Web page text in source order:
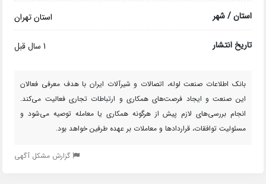
استان / شهر استان تهران
تاریخ انتشار 1 سال قبل
بانک اطلاعات صنعت لوله، اتصالات و شیرآلات ایران با هدف معرفی فعالان
این صنعت و ایجاد فرصت‌های همکاری و ارتباطات تجاری فعالیت می‌کند.
انجام بررسی‌های لازم پیش از هرگونه همکاری یا معامله توصیه می‌شود و
مسئولیت توافقات، قراردادها و معاملات بر عهده طرفین خواهد بود.
گزارش مشکل آگهی